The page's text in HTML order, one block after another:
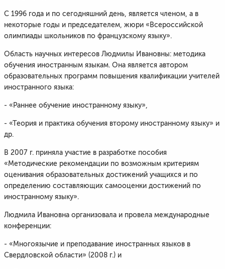
С 1996 года и по сегодняшний день, является членом, а в
некоторые годы и председателем, жюри «Всероссийской
олимпиады школьников по французскому языку».
Область научных интересов Людмилы Ивановны: методика
обучения иностранным языкам. Она является автором
образовательных программ повышения квалификации учителей
иностранного языка:
- «Раннее обучение иностранному языку»,
- «Теория и практика обучения второму иностранному языку» и
др.
В 2007 г. приняла участие в разработке пособия
«Методические рекомендации по возможным критериям
оценивания образовательных достижений учащихся и по
определению составляющих самооценки достижений по
иностранному языку».
Людмила Ивановна организовала и провела международные
конференции:
- «Многоязычие и преподавание иностранных языков в
Свердловской области» (2008 г.) и